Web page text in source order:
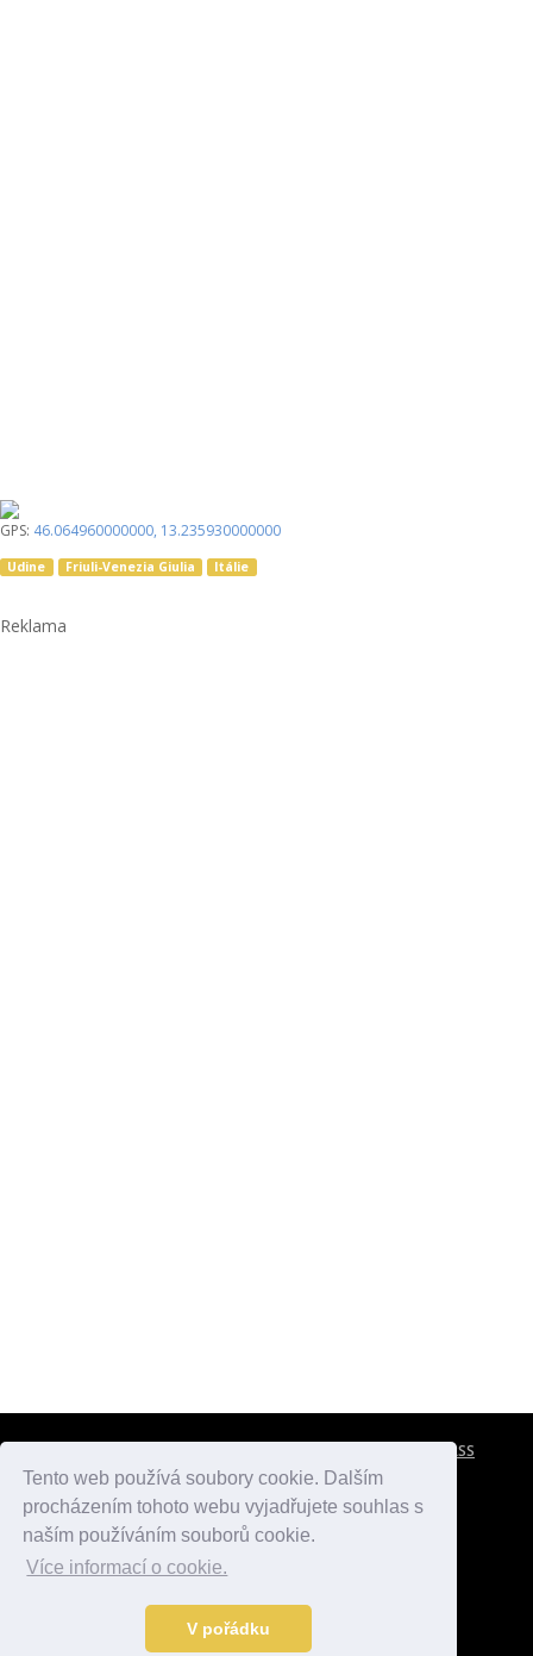
Tento web používá soubory cookie. Dalším
procházením tohoto webu vyjadřujete souhlas s
naším používáním souborů cookie.
Více informací o cookie.
V pořádku
GPS: 46.064960000000, 13.235930000000
Udine Friuli-Venezia Giulia Itálie
Reklama
RSS
atlaspamatek.info
Data o počasí jsou přebírána z
Kontakt:mail@desperado.cz